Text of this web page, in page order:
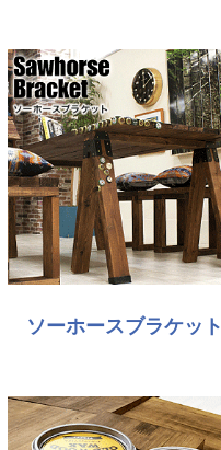
ソーホースブラケット